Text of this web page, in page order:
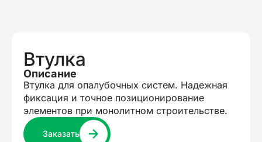
Втулка
Описание
Втулка для опалубочных систем. Надежная
фиксация и точное позиционирование
элементов при монолитном строительстве.
Заказать